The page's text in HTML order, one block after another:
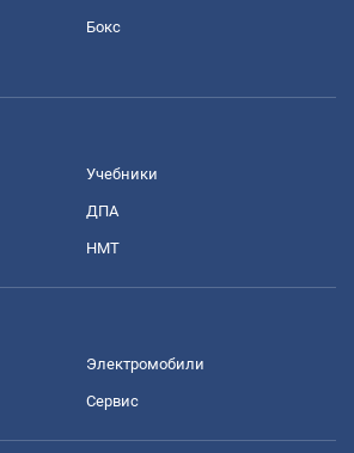
Бокс
Учебники
ДПА
НМТ
Электромобили
Сервис